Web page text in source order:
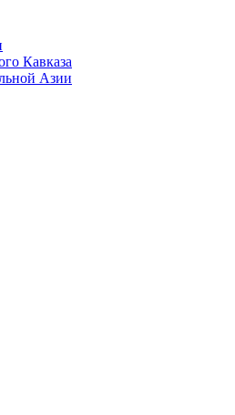
Кавказа
Азии